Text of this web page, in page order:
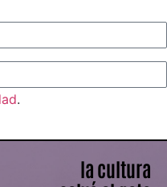
.
la cultura